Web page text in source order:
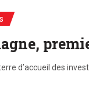
terre d’accueil des